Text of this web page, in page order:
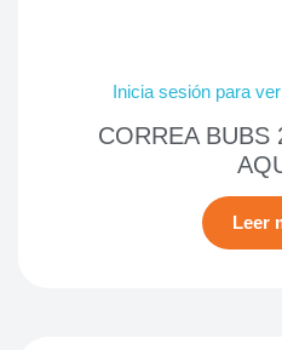
Inicia sesión para
CORREA BUBS
Leer